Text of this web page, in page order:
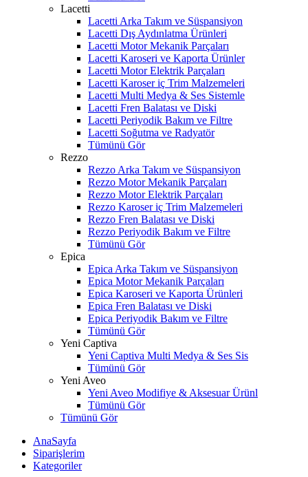
Lacetti
Lacetti Arka Takım ve Süspansiyon
Lacetti Dış Aydınlatma Ürünleri
Lacetti Motor Mekanik Parçaları
Lacetti Karoseri ve Kaporta Ürünler
Lacetti Motor Elektrik Parçaları
Lacetti Karoser iç Trim Malzemeleri
Lacetti Multi Medya & Ses Sistemle
Lacetti Fren Balatası ve Diski
Lacetti Periyodik Bakım ve Filtre
Lacetti Soğutma ve Radyatör
Tümünü Gör
Rezzo
Rezzo Arka Takım ve Süspansiyon
Rezzo Motor Mekanik Parçaları
Rezzo Motor Elektrik Parçaları
Rezzo Karoser iç Trim Malzemeleri
Rezzo Fren Balatası ve Diski
Rezzo Periyodik Bakım ve Filtre
Tümünü Gör
Epica
Epica Arka Takım ve Süspansiyon
Epica Motor Mekanik Parçaları
Epica Karoseri ve Kaporta Ürünleri
Epica Fren Balatası ve Diski
Epica Periyodik Bakım ve Filtre
Tümünü Gör
Yeni Captiva
Yeni Captiva Multi Medya & Ses Sis
Tümünü Gör
Yeni Aveo
Yeni Aveo Modifiye & Aksesuar Ürünl
Tümünü Gör
Tümünü Gör
AnaSayfa
Siparişlerim
Kategoriler